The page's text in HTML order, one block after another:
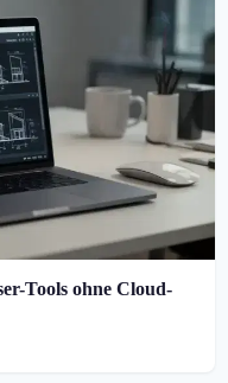
Tools ohne Cloud-